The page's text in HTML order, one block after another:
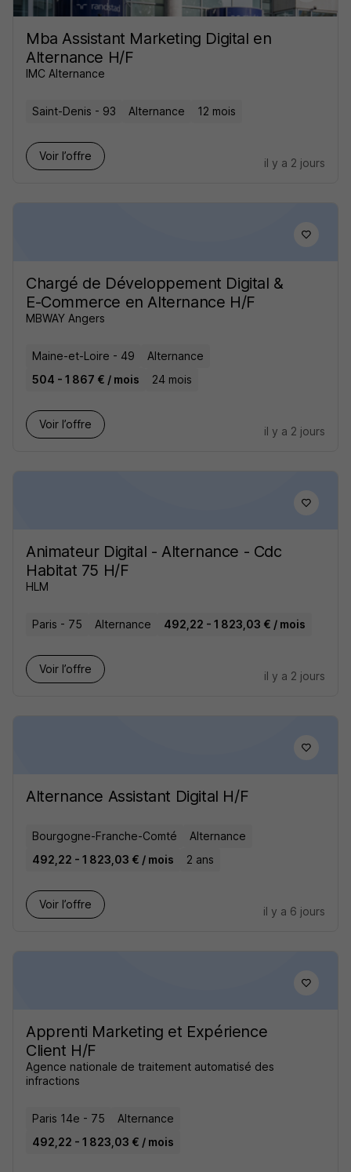
Mba Assistant Marketing Digital en
Alternance H/F
IMC Alternance
Saint-Denis - 93 Alternance 12 mois
Voir l’offre
il y a 2 jours
Chargé de Développement Digital &
E-Commerce en Alternance H/F
MBWAY Angers
Maine-et-Loire - 49
Alternance
504 - 1 867 € / mois
24 mois
Voir l’offre
il y a 2 jours
Animateur Digital - Alternance - Cdc
Habitat 75 H/F
HLM
Paris - 75 Alternance 492,22 - 1 823,03 € / mois
Voir l’offre
il y a 2 jours
Alternance Assistant Digital H/F
Bourgogne-Franche-Comté
Alternance
492,22 - 1 823,03 € / mois
2 ans
Voir l’offre
il y a 6 jours
Apprenti Marketing et Expérience
Client H/F
Agence nationale de traitement automatisé des
infractions
Paris 14e - 75
Alternance
492,22 - 1 823,03 € / mois